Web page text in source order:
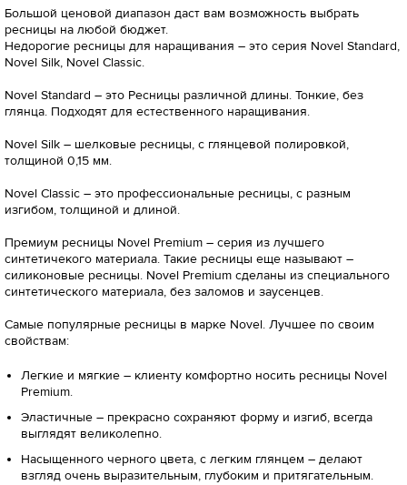
Большой ценовой диапазон даст вам возможность выбрать
ресницы на любой бюджет.
Недорогие ресницы для наращивания – это серия Novel Standard,
Novel Silk, Novel Classic.
Novel Standard – это Ресницы различной длины. Тонкие, без
глянца. Подходят для естественного наращивания.
Novel Silk – шелковые ресницы, с глянцевой полировкой,
толщиной 0,15 мм.
Novel Classic – это профессиональные ресницы, с разным
изгибом, толщиной и длиной.
Премиум ресницы Novel Premium – серия из лучшего
синтетичекого материала. Такие ресницы еще называют –
силиконовые ресницы. Novel Premium сделаны из специального
синтетического материала, без заломов и заусенцев.
Самые популярные ресницы в марке Novel. Лучшее по своим
свойствам:
Легкие и мягкие – клиенту комфортно носить ресницы Novel
Premium.
Эластичные – прекрасно сохраняют форму и изгиб, всегда
выглядят великолепно.
Насыщенного черного цвета, с легким глянцем – делают
взгляд очень выразительным, глубоким и притягательным.